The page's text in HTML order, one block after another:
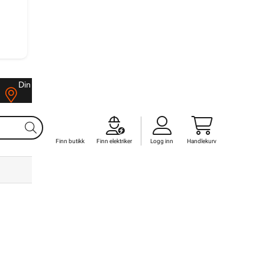
Din butikk
Finn butikk Finn elektriker Logg inn Handlekurv